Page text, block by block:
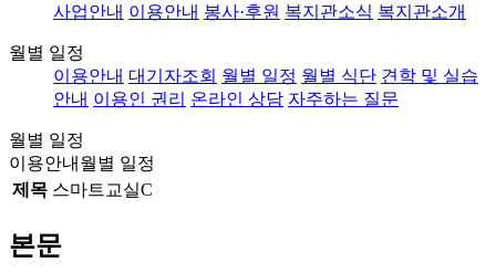
사업안내 이용안내 봉사·후원 복지관소식 복지관소개
월별 일정
이용안내 대기자조회 월별 일정 월별 식단 견학 및 실습
안내 이용인 권리 온라인 상담 자주하는 질문
월별 일정
이용안내 월별 일정
제목 스마트교실C
본문